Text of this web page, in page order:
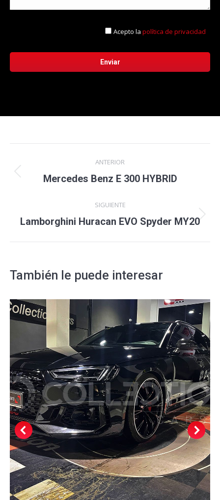
Acepto lapolítica de privacidad
entre
ANTERIOR
Proyecto
Mercedes Benz E 300 HYBRID
SIGUIENTE
Proyecto
Lamborghini Huracan EVO Spyder MY20
También le puede interesar